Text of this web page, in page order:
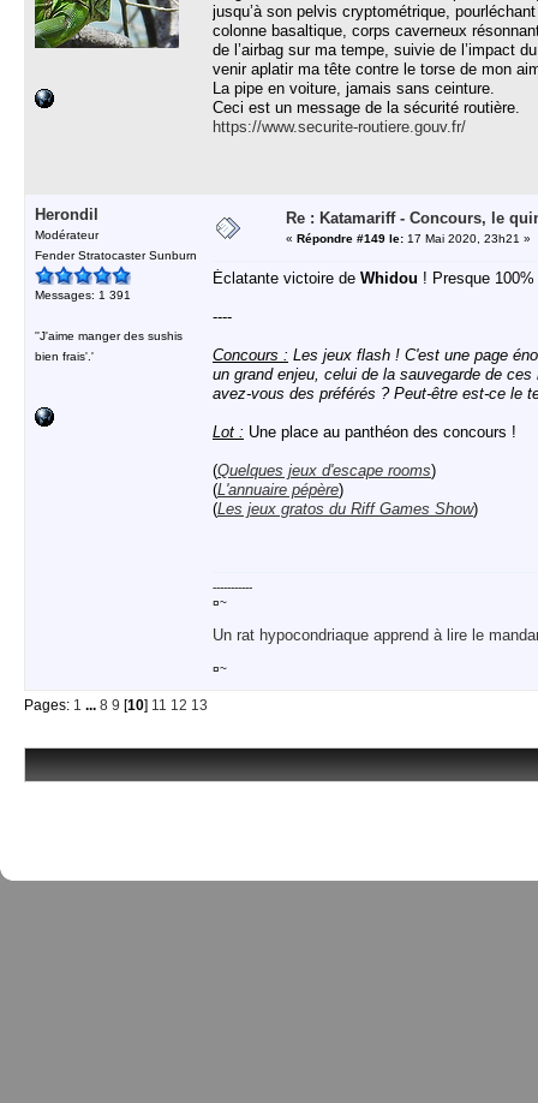
jusqu’à son pelvis cryptométrique,
colonne basaltique, corps caverneux
de l’airbag sur ma tempe, suivie de l’impact
venir aplatir ma tête contre le torse de mon
La pipe en voiture, jamais sans ceinture.
Ceci est un message de la sécurité routière.
https://www.securite-routiere.gouv.fr/
Herondil
Modérateur
Fender Stratocaster Sunburn
Messages: 1 391
''J'aime manger des sushis
bien frais'.'
Re : Katamariff - Concours, le
« Répondre #149 le: 17 Mai 2020, 23h21 »
Éclatante victoire de Whidou ! Presque
----
Concours : Les jeux flash ! C'est une page
un grand enjeu, celui de la sauvegarde de
avez-vous des préférés ? Peut-être est-ce le
Lot : Une place au panthéon des concours !
(Quelques jeux d'escape rooms)
(L'annuaire pépère)
(Les jeux gratos du Riff Games Show)
-----------
¤~
Un rat hypocondriaque apprend à lire le
¤~
Pages: 1 ... 8 9 [10] 11 12 13